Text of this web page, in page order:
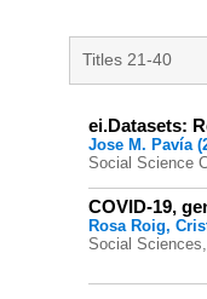
Titles 21-40
ei.Datasets:
Jose M. Pavía
Social Science
COVID-19,
Rosa Roig,
Social